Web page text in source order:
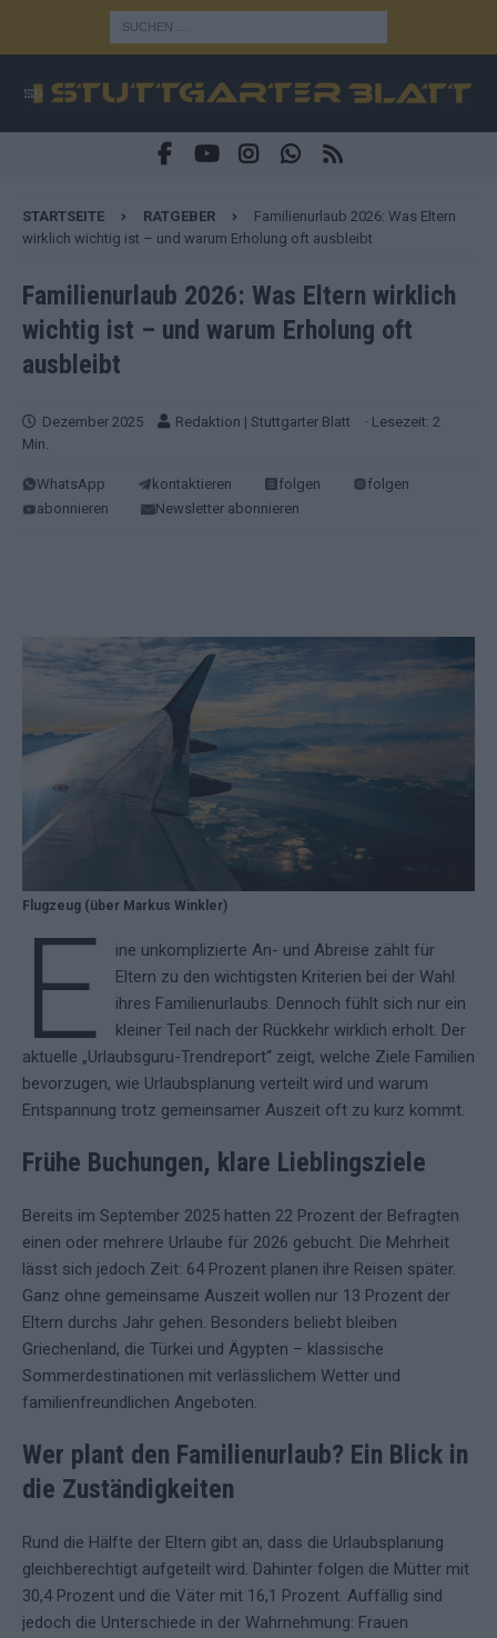
STARTSEITE RATGEBER
Familienurlaub 2026: Was Eltern
wirklich wichtig ist – und warum Erholung oft ausbleibt
Familienurlaub 2026: Was Eltern wirklich
wichtig ist – und warum Erholung oft
ausbleibt
Dezember 2025 Redaktion | Stuttgarter Blatt
· Lesezeit: 2
Min.
WhatsApp kontaktieren folgen
folgen
abonnieren
Newsletter abonnieren
Flugzeug (über Markus Winkler)
E
ine unkomplizierte An- und Abreise zählt für
Eltern zu den wichtigsten Kriterien bei der Wahl
ihres Familienurlaubs. Dennoch fühlt sich nur ein
kleiner Teil nach der Rückkehr wirklich erholt. Der
aktuelle „Urlaubsguru-Trendreport“ zeigt, welche Ziele Familien
bevorzugen, wie Urlaubsplanung verteilt wird und warum
Entspannung trotz gemeinsamer Auszeit oft zu kurz kommt.
Frühe Buchungen, klare Lieblingsziele
Bereits im September 2025 hatten 22 Prozent der Befragten
einen oder mehrere Urlaube für 2026 gebucht. Die Mehrheit
lässt sich jedoch Zeit: 64 Prozent planen ihre Reisen später.
Ganz ohne gemeinsame Auszeit wollen nur 13 Prozent der
Eltern durchs Jahr gehen. Besonders beliebt bleiben
Griechenland, die Türkei und Ägypten – klassische
Sommerdestinationen mit verlässlichem Wetter und
familienfreundlichen Angeboten.
Wer plant den Familienurlaub? Ein Blick in
die Zuständigkeiten
Rund die Hälfte der Eltern gibt an, dass die Urlaubsplanung
gleichberechtigt aufgeteilt wird. Dahinter folgen die Mütter mit
30,4 Prozent und die Väter mit 16,1 Prozent. Auffällig sind
jedoch die Unterschiede in der Wahrnehmung: Frauen